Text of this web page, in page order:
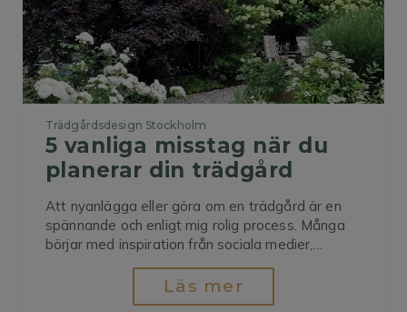
Trädgårdsdesign Stockholm
5 vanliga misstag när du
planerar din trädgård
Att nyanlägga eller göra om en trädgård är en
spännande och enligt mig rolig process. Många
börjar med inspiration från sociala medier,
trädgårdsprogram eller grannens fina rabatt.
Utan en genomtänkt plan kan resultatet bli både
dyrare, mer tidskrävande och mindre funktionellt
Läs mer